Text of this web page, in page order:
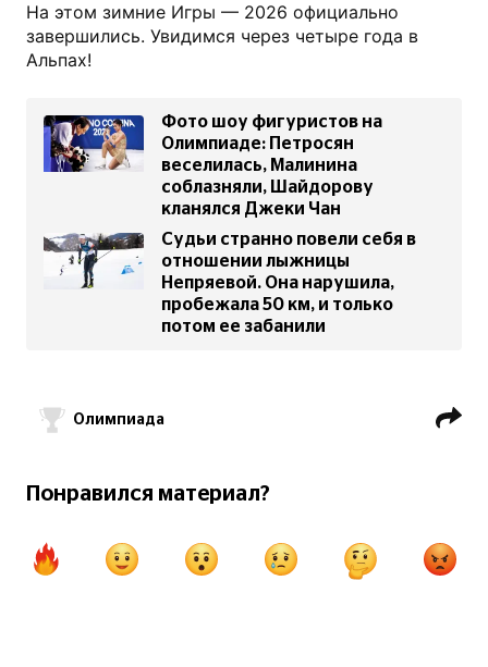
На этом зимние Игры — 2026 официально
завершились. Увидимся через четыре года в
Альпах!
Фото шоу фигуристов на
Олимпиаде: Петросян
веселилась, Малинина
соблазняли, Шайдорову
кланялся Джеки Чан
Судьи странно повели себя в
отношении лыжницы
Непряевой. Она нарушила,
пробежала 50 км, и только
потом ее забанили
Олимпиада
Понравился материал?